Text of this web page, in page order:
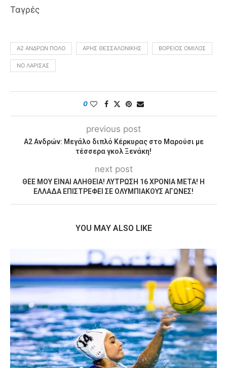
Ταγρές
Α2 ΑΝΔΡΏΝ ΠΌΛΟ ΆΡΗΣ ΘΕΣΣΑΛΟΝΊΚΗΣ ΒΌΡΕΙΟΣ ΌΜΙΛΟΣ
ΝΟ ΛΑΡΙΣΑΣ
0
previous post
Α2 Ανδρών: Μεγάλο διπλό Κέρκυρας στο Μαρούσι με
τέσσερα γκολ Ξενάκη!
next post
ΘΕΕ ΜΟΥ ΕΙΝΑΙ ΑΛΗΘΕΙΑ! ΛΥΤΡΩΣΗ 16 ΧΡΟΝΙΑ ΜΕΤΑ! Η
ΕΛΛΑΔΑ ΕΠΙΣΤΡΕΦΕΙ ΣΕ ΟΛΥΜΠΙΑΚΟΥΣ ΑΓΩΝΕΣ!
YOU MAY ALSO LIKE